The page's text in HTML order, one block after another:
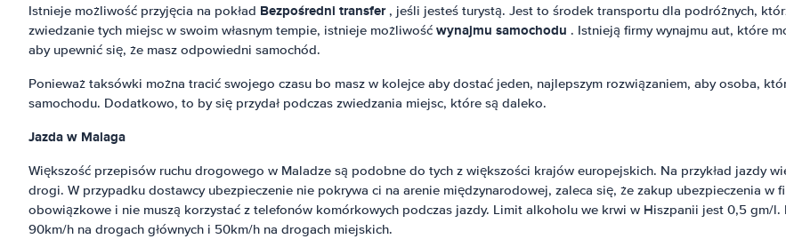
Istnieje możliwość przyjęcia na pokład Bezpośredni transfer , jeśli jesteś turystą. Jest to środek transportu dla podróżnych,
zwiedzanie tych miejsc w swoim własnym tempie, istnieje możliwość wynajmu samochodu . Istnieją firmy wynajmu aut, które
aby upewnić się, że masz odpowiedni samochód.
Ponieważ taksówki można tracić swojego czasu bo masz w kolejce aby dostać jeden, najlepszym rozwiązaniem, aby osoba,
samochodu. Dodatkowo, to by się przydał podczas zwiedzania miejsc, które są daleko.
Jazda w Malaga
Większość przepisów ruchu drogowego w Maladze są podobne do tych z większości krajów europejskich. Na przykład jazdy
drogi. W przypadku dostawcy ubezpieczenie nie pokrywa ci na arenie międzynarodowej, zaleca się, że zakup ubezpieczenia w
obowiązkowe i nie muszą korzystać z telefonów komórkowych podczas jazdy. Limit alkoholu we krwi w Hiszpanii jest 0,5 gm/l.
90km/h na drogach głównych i 50km/h na drogach miejskich.